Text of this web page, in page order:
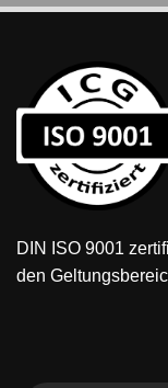
DIN ISO 9001
den